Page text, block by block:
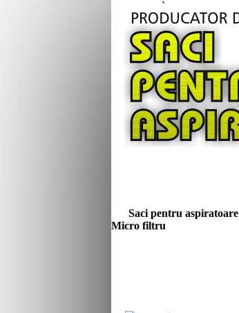
Saci pentru aspiratoare
Micro filtru
`